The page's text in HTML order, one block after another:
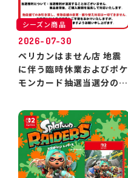
シーズン商品
2026-07-30
ペリカンはません店 地震
に伴う臨時休業およびポケ
モンカード抽選当選分のお